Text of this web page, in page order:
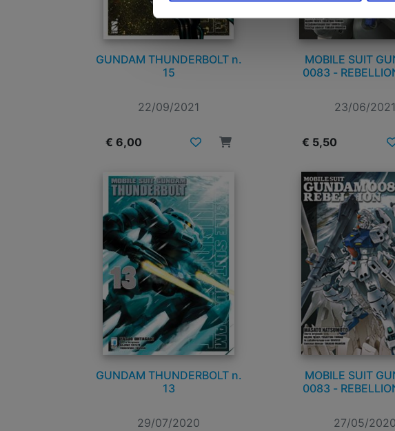
GUNDAM THUNDERBOLT n.
15
22/09/2021
€ 6,00
MOBILE SUIT
0083 -
23/06/2021
€ 5,50
GUNDAM THUNDERBOLT n.
13
29/07/2020
MOBILE SUIT
0083 -
27/05/2020